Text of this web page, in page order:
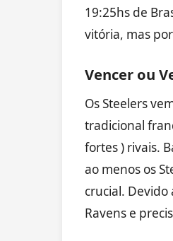
19:25hs de
vitória, mas
Vencer ou
Os Steelers
tradicional
fortes ) rivais.
ao menos os
crucial.
Ravens e